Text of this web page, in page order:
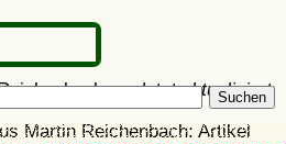
Suchen
-zuletzt aktualisiert
Martin Reichenbach: Artikel